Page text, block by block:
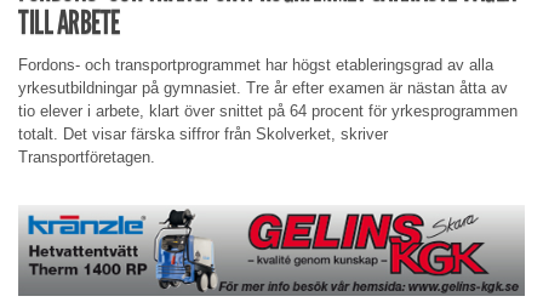
TILL ARBETE
Fordons- och transportprogrammet har högst etableringsgrad av alla
yrkesutbildningar på gymnasiet. Tre år efter examen är nästan åtta av
tio elever i arbete, klart över snittet på 64 procent för yrkesprogrammen
totalt. Det visar färska siffror från Skolverket, skriver
Transportföretagen.